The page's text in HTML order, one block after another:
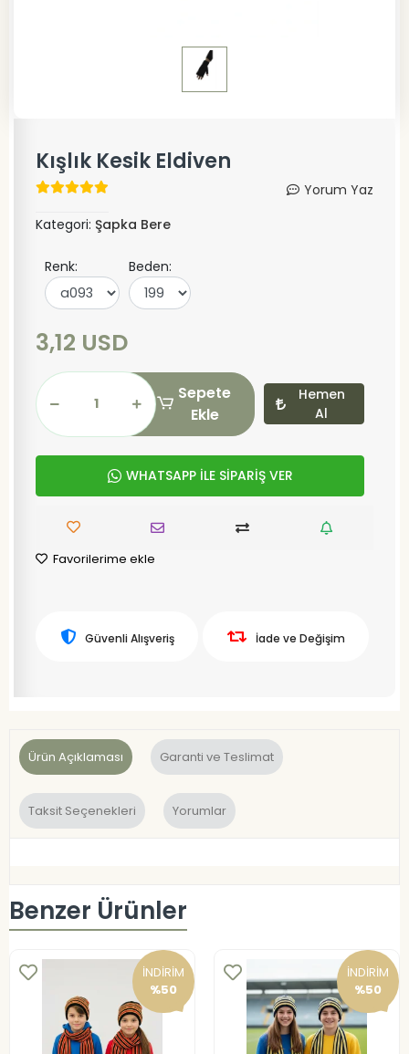
Kışlık Kesik Eldiven
Yorum Yaz
Kategori: Şapka Bere
Renk: Beden:
3,12 USD
Sepete
Ekle
Hemen
Al
WHATSAPP İLE SİPARİŞ VER
Favorilerime ekle
Güvenli Alışveriş İade ve Değişim
Ürün Açıklaması Garanti ve Teslimat
Taksit Seçenekleri Yorumlar
Benzer Ürünler
İNDİRİM
%50
İNDİRİM
%50